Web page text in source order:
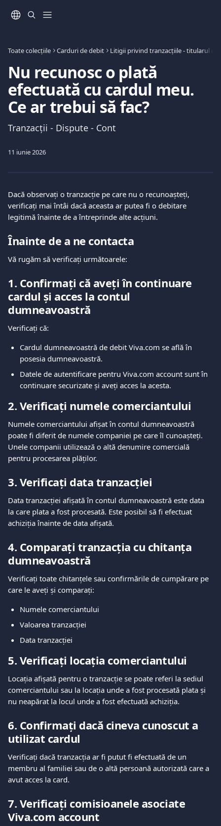
Toate colecțiile Carduri de debit Litigii privind tranzacțiile - titularul
Nu recunosc o plată
efectuată cu cardul meu.
Ce ar trebui să fac?
Tranzacții - Dispute - Cont
11 iunie 2026
Dacă observați o tranzacție pe care nu o recunoașteți,
verificați mai întâi dacă aceasta ar putea fi o debitare
legitimă înainte de a întreprinde alte acțiuni.
Înainte de a ne contacta
Vă rugăm să verificați următoarele:
1. Confirmați că aveți în continuare
cardul și acces la contul
dumneavoastră
Verificați că:
Cardul dumneavoastră de debit Viva.com se află în
posesia dumneavoastră.
Datele de autentificare pentru Viva.com account sunt în
continuare securizate și aveți acces la acesta.
2. Verificați numele comerciantului
Numele comerciantului afișat în contul dumneavoastră
poate fi diferit de numele companiei pe care îl cunoașteți.
Unele companii utilizează o altă denumire comercială
pentru procesarea plăților.
3. Verificați data tranzacției
Data tranzacției afișată în contul dumneavoastră este data
la care plata a fost procesată. Este posibil să fi efectuat
achiziția înainte de data afișată.
4. Comparați tranzacția cu chitanța
dumneavoastră
Verificați toate chitanțele sau confirmările de cumpărare pe
care le aveți și comparați:
Numele comerciantului
Valoarea tranzacției
Data tranzacției
5. Verificați locația comerciantului
Locația afișată pentru o tranzacție se poate referi la sediul
comerciantului sau la locația unde a fost procesată plata și
nu neapărat la locul unde a fost efectuată achiziția.
6. Confirmați dacă cineva cunoscut a
utilizat cardul
Verificați dacă tranzacția ar fi putut fi efectuată de un
membru al familiei sau de o altă persoană autorizată care a
avut acces la card.
7. Verificați comisioanele asociate
Viva.com account